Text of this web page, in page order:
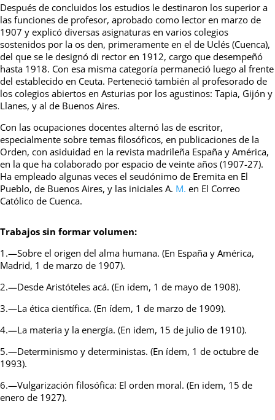
Después de concluidos los estudios le destinaron los superior a
las funciones de profesor, aprobado como lector en marzo de
1907 y explicó diversas asignaturas en varios colegios
sostenidos por la os den, primeramente en el de Uclés (Cuenca),
del que se le designó di rector en 1912, cargo que desempeñó
hasta 1918. Con esa misma categoría permaneció luego al frente
del establecido en Ceuta. Perteneció también al profesorado de
los colegios abiertos en Asturias por los agustinos: Tapia, Gijón y
Llanes, y al de Buenos Aires.
Con las ocupaciones docentes alternó las de escritor,
especialmente sobre temas filosóficos, en publicaciones de la
Orden, con asiduidad en la revista madrileña España y América,
en la que ha colaborado por espacio de veinte años (1907-27).
Ha empleado algunas veces el seudónimo de Eremita en El
Pueblo, de Buenos Aires, y las iniciales A. M. en El Correo
Católico de Cuenca.
Trabajos sin formar volumen:
1.—Sobre el origen del alma humana. (En España y América,
Madrid, 1 de marzo de 1907).
2.—Desde Aristóteles acá. (En idem, 1 de mayo de 1908).
3.—La ética científica. (En ídem, 1 de marzo de 1909).
4.—La materia y la energía. (En idem, 15 de julio de 1910).
5.—Determinismo y deterministas. (En ídem, 1 de octubre de
1993).
6.—Vulgarización filosófica: El orden moral. (En idem, 15 de
enero de 1927).